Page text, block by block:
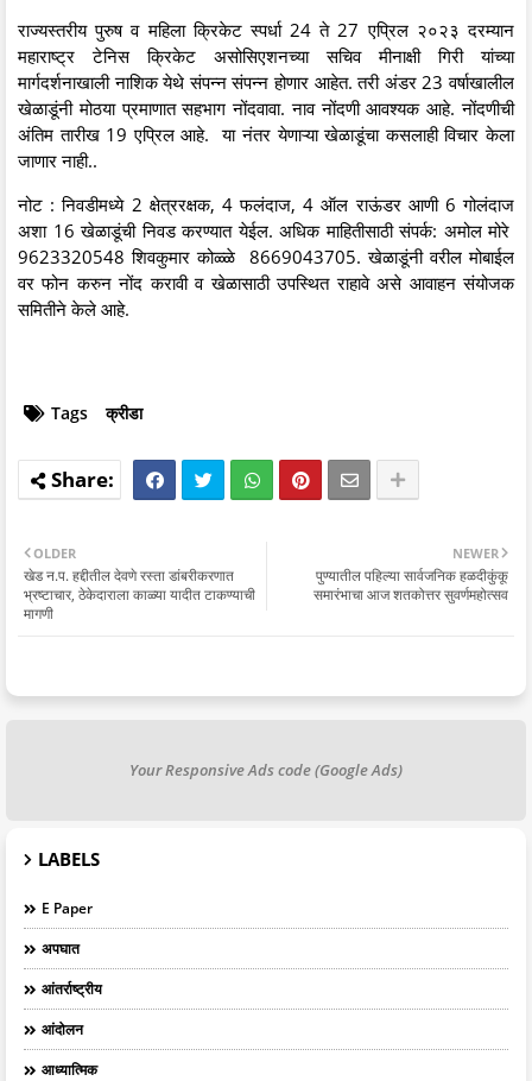
राज्यस्तरीय पुरुष व महिला क्रिकेट स्पर्धा 24 ते 27 एप्रिल २०२३ दरम्यान
महाराष्ट्र टेनिस क्रिकेट असोसिएशनच्या सचिव मीनाक्षी गिरी यांच्या
मार्गदर्शनाखाली नाशिक येथे संपन्न संपन्न होणार आहेत. तरी अंडर 23 वर्षाखालील
खेळाडूंनी मोठया प्रमाणात सहभाग नोंदवावा. नाव नोंदणी आवश्यक आहे. नोंदणीची
अंतिम तारीख 19 एप्रिल आहे. या नंतर येणाऱ्या खेळाडूंचा कसलाही विचार केला
जाणार नाही..
नोट : निवडीमध्ये 2 क्षेत्ररक्षक, 4 फलंदाज, 4 ऑल राऊंडर आणी 6 गोलंदाज
अशा 16 खेळाडूंची निवड करण्यात येईल. अधिक माहितीसाठी संपर्क: अमोल मोरे
9623320548 शिवकुमार कोळ्ळे 8669043705. खेळाडूंनी वरील मोबाईल
वर फोन करुन नोंद करावी व खेळासाठी उपस्थित राहावे असे आवाहन संयोजक
समितीने केले आहे.
Tags क्रीडा
NEWER
पुण्यातील पहिल्या सार्वजनिक हळदीकुंकू
समारंभाचा आज शतकोत्तर सुवर्णमहोत्सव
OLDER
खेड न.प. हद्दीतील देवणे रस्ता डांबरीकरणात
भ्रष्टाचार, ठेकेदाराला काळ्या यादीत टाकण्याची
मागणी
Your Responsive Ads code (Google Ads)
LABELS
E Paper
अपघात
आंतर्राष्ट्रीय
आंदोलन
आध्यात्मिक